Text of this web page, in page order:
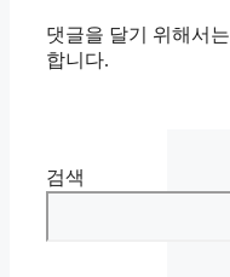
댓글을 달기 위해서는
합니다.
검색